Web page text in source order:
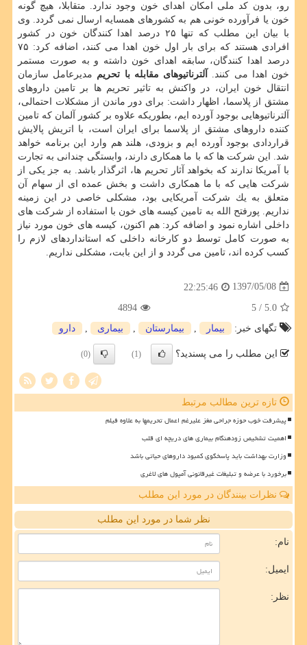
رو، بدون كد ملی امكان اهدای خون وجود ندارد. متقابلا، هیچ گونه
خون یا فرآورده خونی هم به كشورهای همسایه ارسال نمی گردد. وی
با بیان این مطلب كه تنها ۲۵ درصد اهدا كنندگان خون در كشور
افرادی هستند كه برای بار اول خون اهدا می كنند، اضافه كرد: ۷۵
درصد اهدا كنندگان، سابقه اهدای خون داشته و به صورت مستمر
خون اهدا می كنند.
آلترناتیوهای مقابله با تحریم مدیرعامل سازمان
انتقال خون ایران، در واكنش به تاثیر تحریم ها بر تامین داروهای
مشتق از پلاسما، اظهار داشت: برای دور ماندن از مشكلات احتمالی،
آلترناتیوهایی بوجود آورده ایم، بطوریكه علاوه بر كشور آلمان كه تامین
كننده داروهای مشتق از پلاسما برای ایران است، با اتریش پالایش
قراردادی بوجود آورده ایم و بزودی، هلند هم وارد این برنامه خواهد
شد. این شركت ها كه با ما همكاری دارند، وابستگی چندانی به تجارت
با آمریكا ندارند كه بخواهد آثار تحریم ها، اثرگذار باشد. به جز یكی از
شركت هایی كه با ما همكاری داشت و بخش عمده ای از سهام آن
متعلق به یك شركت آمریكایی بود، مشكلی خاصی در این زمینه
نداریم. پورفتح الله به تامین كیسه های خون با استفاده از شركت های
داخلی اشاره نمود و اضافه كرد: هم اكنون، كیسه های خون مورد نیاز
به صورت كامل توسط دو كارخانه داخلی كه استانداردهای لازم را
كسب كرده اند، تامین می گردد و از این بابت، مشكلی نداریم.
1397/05/08
22:25:46
5.0
/ 5
4894
تگهای خبر:
بیمار بیمارستان بیماری دارو
این مطلب را می پسندید؟ (1)
(0)
تازه ترین مطالب مرتبط
پیشرفت خوب حوزه جراحی مغز علیرغم اعمال تحریمها به علاوه فیلم
اهمیت تشخیص زودهنگام بیماری های دریچه ای قلب
وزارت بهداشت باید پاسخگوی کمبود داروهای حیاتی باشد
برخورد با عرضه و تبلیغات غیرقانونی آمپول های لاغری
نظرات بینندگان در مورد این مطلب
نظر شما در مورد این مطلب
نام:
ایمیل:
نظر: